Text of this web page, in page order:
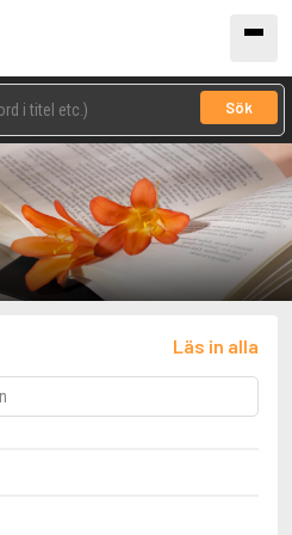
Sök
Läs in alla